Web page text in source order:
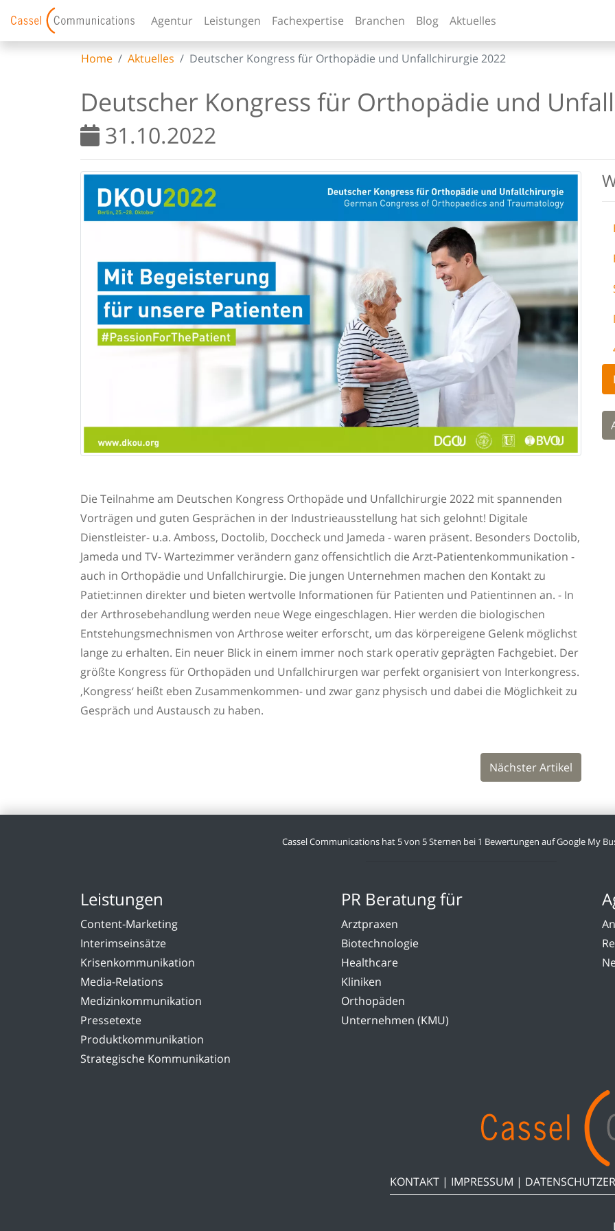
Agentur Leistungen Fachexpertise Branchen Blog Aktuelles
Home Aktuelles Deutscher Kongress für Orthopädie und Unfallchirurgie 2022
Deutscher Kongress für Orthopädie und
31.10.2022
Die Teilnahme am Deutschen Kongress Orthopäde und Unfallchirurgie 2022 mit spannenden
Vorträgen und guten Gesprächen in der Industrieausstellung hat sich gelohnt! Digitale
Dienstleister- u.a. Amboss, Doctolib, Doccheck und Jameda - waren präsent. Besonders Doctolib,
Jameda und TV- Wartezimmer verändern ganz offensichtlich die Arzt-Patientenkommunikation -
auch in Orthopädie und Unfallchirurgie. Die jungen Unternehmen machen den Kontakt zu
Patiet:innen direkter und bieten wertvolle Informationen für Patienten und Patientinnen an. - In
der Arthrosebehandlung werden neue Wege eingeschlagen. Hier werden die biologischen
Entstehungsmechnismen von Arthrose weiter erforscht, um das körpereigene Gelenk möglichst
lange zu erhalten. Ein neuer Blick in einem immer noch stark operativ geprägten Fachgebiet. Der
größte Kongress für Orthopäden und Unfallchirurgen war perfekt organisiert von Interkongress.
,Kongress‘ heißt eben Zusammenkommen- und zwar ganz physisch und dabei die Möglichkeit zu
Gespräch und Austausch zu haben.
Nächster Artikel
Cassel Communications hat 5von 5Sternen bei 1 Bewertungen auf Google My
Leistungen
Content-Marketing
Interimseinsätze
Krisenkommunikation
Media-Relations
Medizinkommunikation
Pressetexte
Produktkommunikation
Strategische Kommunikation
PR Beratung für
Arztpraxen
Biotechnologie
Healthcare
Kliniken
Orthopäden
Unternehmen (KMU)
KONTAKT| IMPRESSUM |